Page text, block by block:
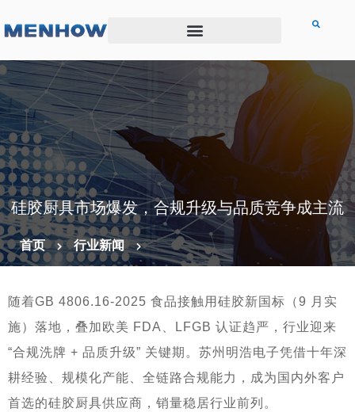
硅胶厨具市场爆发，合规升级与品质竞争成主流
首页 行业新闻
随着GB 4806.16-2025 食品接触用硅胶新国标（9 月实
施）落地，叠加欧美 FDA、LFGB 认证趋严，行业迎来
“合规洗牌 + 品质升级” 关键期。苏州明浩电子凭借十年深
耕经验、规模化产能、全链路合规能力，成为国内外客户
首选的硅胶厨具供应商，销量稳居行业前列。